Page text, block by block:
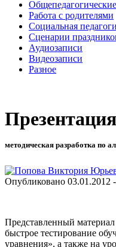
Работа с родителями
Социальная
Сценарии
Аудиозаписи
Видеозаписи
Разное
методическая разработка по
Опубликовано 03.01.2012
Представленный
быстрое тестирование
уравнения», а также на